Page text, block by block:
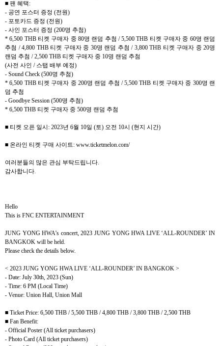
■ 팬 혜택:
- 공연 포스터 증정 (전원)
- 포토카드 증정 (전원)
- 사인 포스터 증정 (200명 추첨)
* 6,500 THB 티켓 구매자 중 80명 랜덤 추첨 / 5,500THB 티켓 구매자 중 60명 랜덤
추첨 / 4,800 THB 티켓 구매자 중 30명 랜덤 추첨 / 3,800 THB 티켓 구매자 중 20명
랜덤 추첨 / 2,500 THB 티켓 구매자 중 10명 랜덤 추첨
(사전 사인 / 스탭 배부 예정)
- Sound Check (500명 추첨)
* 6,500 THB 티켓 구매자 중 200명 랜덤 추첨 / 5,500 THB 티켓 구매자 중 300명 랜
덤 추첨
- Goodbye Session (500명 추첨)
* 6,500 THB 티켓 구매자 중 500명 랜덤 추첨
■ 티켓 오픈 일시: 2023년 6월 10일 (토) 오전 10시 (현지 시간)
■ 온라인 티켓 구매 사이트 : www.ticketmelon.com/
여러분들의 많은 관심 부탁드립니다
감사합니다
Hello
This is FNC ENTERTAINMENT
JUNG YONG HWA’s concert, 2023 JUNG YONG HWA LIVE ‘ALL-ROUNDER’ IN
BANGKOK will be held.
Please check the details below.
< 2023 JUNG YONG HWA LIVE ‘ALL-ROUNDER’ IN BANGKOK >
- Date: July 30th, 2023 (Sun)
- Time: 6 PM (Local Time)
- Venue: Union Hall, Union Mall
■ Ticket Price: 6,500 THB / 5,500 THB / 4,800 THB / 3,800 THB / 2,500 THB
■ Fan Benefit:
- Official Poster (All ticket purchasers)
- Photo Card (All ticket purchasers)